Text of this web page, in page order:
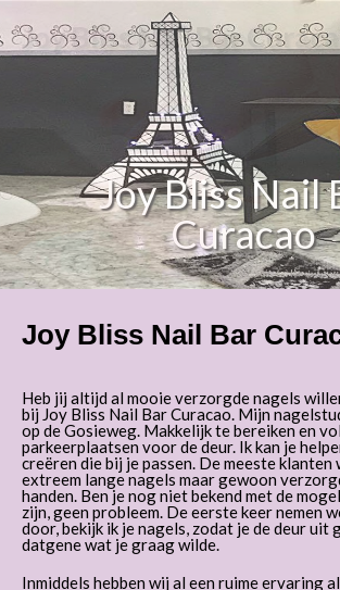
Joy Bliss Nail Bar
Joy Bliss Nail
Curacao
Joy Bliss Nail Bar
Heb jij altijd al mooie verzorgde nagels
bij Joy Bliss Nail Bar Curacao. Mijn
op de Gosieweg. Makkelijk te bereiken en
parkeerplaatsen voor de deur. Ik kan je
creëren die bij je passen. De meeste klanten
extreem lange nagels maar gewoon
handen. Ben je nog niet bekend met de
zijn, geen probleem. De eerste keer nemen
door, bekijk ik je nagels, zodat je de deur uit
datgene wat je graag wilde.
Inmiddels hebben wij al een ruime ervaring